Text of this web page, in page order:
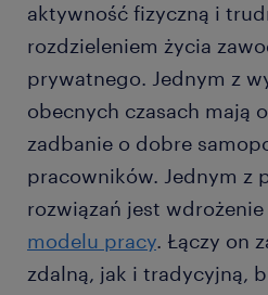
aktywność fizyczną i
rozdzieleniem życia
prywatnego. Jednym z
obecnych czasach mają
zadbanie o dobre
pracowników. Jednym z
rozwiązań jest wdrożenie
modelu pracy. Łączy on
zdalną, jak i tradycyjną,